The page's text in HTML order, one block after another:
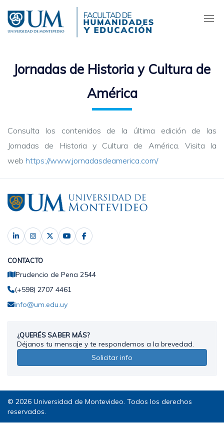
contenido
principal
Jornadas de Historia y Cultura de
América
Consulta los contenidos de la última edición de las
Jornadas de Historia y Cultura de América. Visita la
web https://www.jornadasdeamerica.com/
CONTACTO
Prudencio de Pena 2544
(+598) 2707 4461
info@um.edu.uy
¿QUERÉS SABER MÁS?
Déjanos tu mensaje y te respondemos a la brevedad.
Solicitar info
© 2026 Universidad de Montevideo. Todos los derechos
reservados.